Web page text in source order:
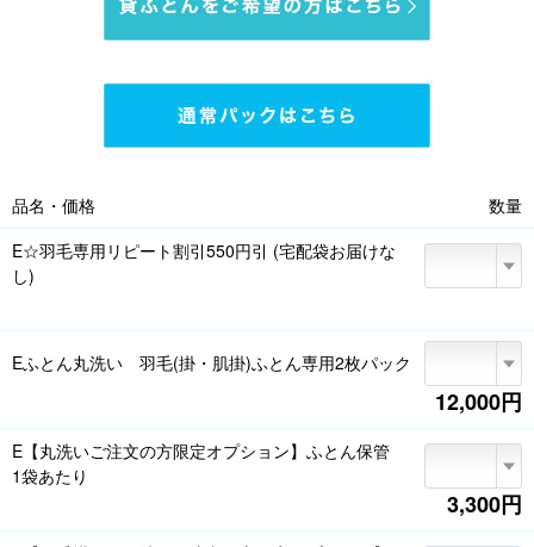
品名・価格
数量
E☆羽毛専用リピート割引550円引 (宅配袋お届けな
し)
Eふとん丸洗い 羽毛(掛・肌掛)ふとん専用2枚パック
12,000円
E【丸洗いご注文の方限定オプション】ふとん保管
1袋あたり
3,300円